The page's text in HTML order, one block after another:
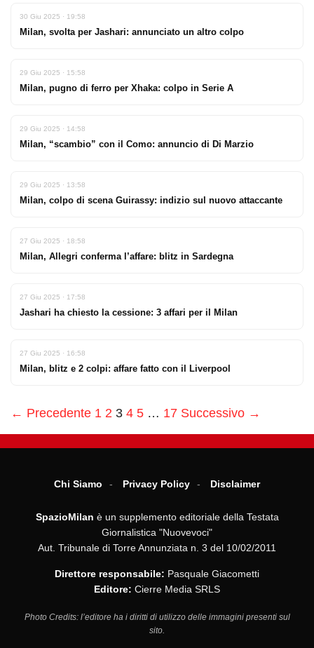
30 Giu 2025 · 19:58
Milan, svolta per Jashari: annunciato un altro colpo
29 Giu 2025 · 15:58
Milan, pugno di ferro per Xhaka: colpo in Serie A
29 Giu 2025 · 14:58
Milan, “scambio” con il Como: annuncio di Di Marzio
29 Giu 2025 · 13:58
Milan, colpo di scena Guirassy: indizio sul nuovo attaccante
27 Giu 2025 · 18:58
Milan, Allegri conferma l’affare: blitz in Sardegna
27 Giu 2025 · 17:58
Jashari ha chiesto la cessione: 3 affari per il Milan
27 Giu 2025 · 16:58
Milan, blitz e 2 colpi: affare fatto con il Liverpool
← Precedente 1 2 3 4 5 … 17 Successivo →
Chi Siamo Privacy Policy Disclaimer
SpazioMilan è un supplemento editoriale della Testata
Giornalistica "Nuovevoci"
Aut. Tribunale di Torre Annunziata n. 3 del 10/02/2011
Direttore responsabile: Pasquale Giacometti
Editore: Cierre Media SRLS
Photo Credits: l’editore ha i diritti di utilizzo delle immagini presenti sul
sito.